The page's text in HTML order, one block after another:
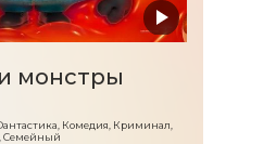
монстры
Комедия, Криминал,
Семейный